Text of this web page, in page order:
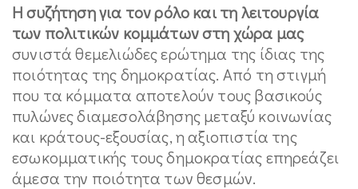
Η συζήτηση για τον ρόλο και τη λειτουργία
των πολιτικών κομμάτων στη χώρα μας
συνιστά θεμελιώδες ερώτημα της ίδιας της
ποιότητας της δημοκρατίας. Από τη στιγμή
που τα κόμματα αποτελούν τους βασικούς
πυλώνες διαμεσολάβησης μεταξύ κοινωνίας
και κράτους-εξουσίας, η αξιοπιστία της
εσωκομματικής τους δημοκρατίας επηρεάζει
άμεσα την ποιότητα των θεσμών.